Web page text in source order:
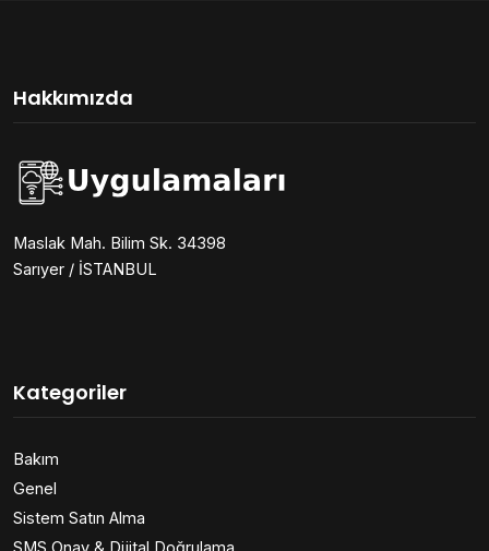
Hakkımızda
Maslak Mah. Bilim Sk. 34398
Sarıyer / İSTANBUL
Kategoriler
Bakım
Genel
Sistem Satın Alma
SMS Onay & Dijital Doğrulama